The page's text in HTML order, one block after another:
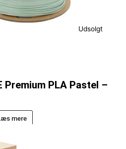
Udsolgt
Premium PLA Pastel –
mere